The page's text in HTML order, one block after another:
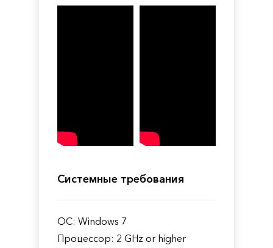
Системные требования
ОС: Windows 7
Процессор: 2 GHz or higher